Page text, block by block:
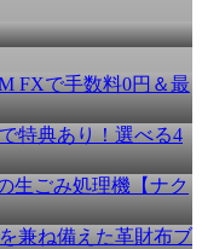
FXで手数料0円＆最
特典あり！選べる4
生ごみ処理機【ナク
兼ね備えた革財布ブ